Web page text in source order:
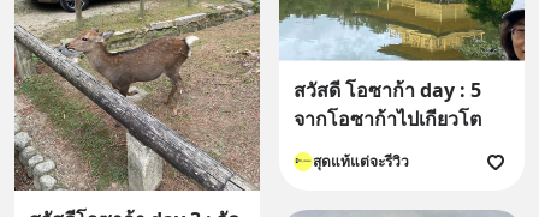
สวัสดี โอซาก้า day : 5
จากโอซาก้าไปเกียวโต
สุดแท้แต่จะรีวิว